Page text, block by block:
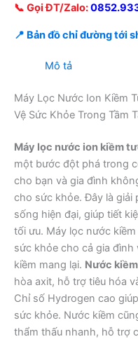
📞 Gọi ĐT/Zalo:
📍 Bản đồ chỉ đường tới
Mô tả
Máy Lọc Nước Ion Kiềm
Vệ Sức Khỏe Trong Tầm
Máy lọc nước ion kiềm
một bước đột phá trong
cho bạn và gia đình
cho sức khỏe. Đây là giải
sống hiện đại, giúp tiết
tối ưu. Máy lọc nước
sức khỏe cho cả gia
kiềm mang lại. Nước kiềm
hòa axit, hỗ trợ tiêu hóa
Chỉ số Hydrogen cao
sức khỏe. Nước kiềm
thẩm thấu nhanh, hỗ trợ